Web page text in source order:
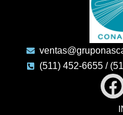
(511) 452-6655 /